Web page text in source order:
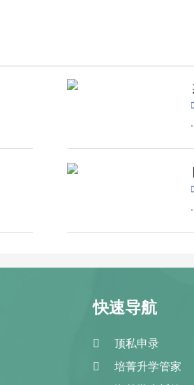
快速导航
顶私申录
培菁升学管家